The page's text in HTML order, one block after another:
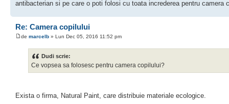
antibacterian si pe care o poti folosi cu toata increderea pentru camera
Re: Camera copilului
de marcelb » Lun Dec 05, 2016 11:52 pm
Dudi scrie:
Ce vopsea sa folosesc pentru camera copilului?
Exista o firma, Natural Paint, care distribuie materiale ecologice.